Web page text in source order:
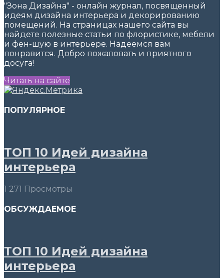
"Зона Дизайна" - онлайн журнал, посвященный
идеям дизайна интерьера и декорированию
помещений. На страницах нашего сайта вы
найдете полезные статьи по флористике, мебели
и фен-шую в интерьере. Надеемся вам
понравится. Добро пожаловать и приятного
досуга!
Читать на сайте
ПОПУЛЯРНОЕ
ТОП 10 Идей дизайна
интерьера
1 271 Просмотры
ОБСУЖДАЕМОЕ
ТОП 10 Идей дизайна
интерьера